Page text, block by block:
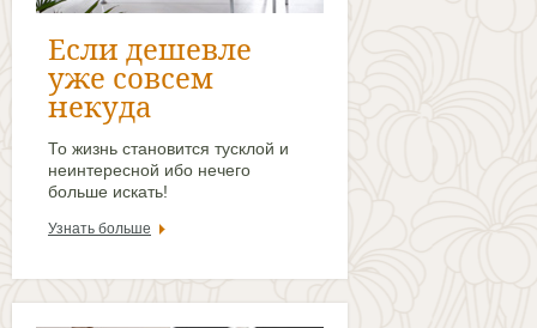
Если дешевле
уже совсем
некуда
То жизнь становится тусклой и
неинтересной ибо нечего
больше искать!
Узнать больше